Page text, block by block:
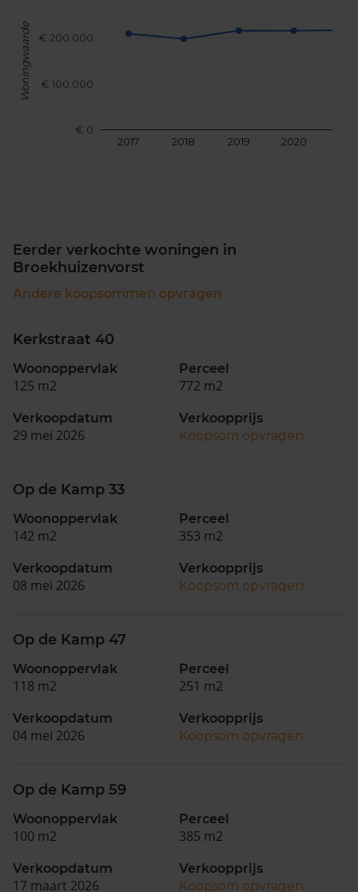
2017 2018 2019 2020
€ 0
€ 100.000
€ 200.000
Woningwaarde
Eerder verkochte woningen in
Broekhuizenvorst
Andere koopsommen opvragen
Kerkstraat 40
Woonoppervlak
125 m2
Perceel
772 m2
Verkoopdatum
29 mei 2026
Verkoopprijs
Koopsom opvragen
Op de Kamp 33
Woonoppervlak
142 m2
Perceel
353 m2
Verkoopdatum
08 mei 2026
Verkoopprijs
Koopsom opvragen
Op de Kamp 47
Woonoppervlak
118 m2
Perceel
251 m2
Verkoopdatum
04 mei 2026
Verkoopprijs
Koopsom opvragen
Op de Kamp 59
Woonoppervlak
100 m2
Perceel
385 m2
Verkoopdatum
17 maart 2026
Verkoopprijs
Koopsom opvragen